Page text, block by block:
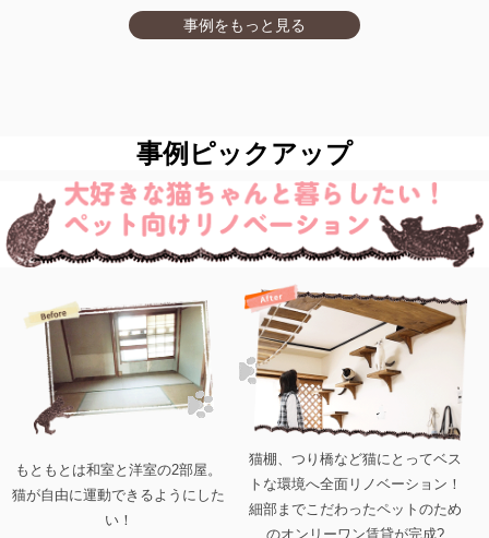
事例をもっと見る
事例ピックアップ
もともとは和室と洋室の2部屋。
猫が自由に運動できるようにした
い！
猫棚、つり橋など猫にとってベス
トな環境へ全面リノベーション！
細部までこだわったペットのため
のオンリーワン賃貸が完成?